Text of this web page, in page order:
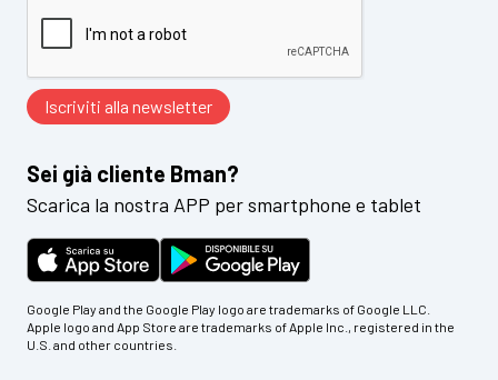
Sei già cliente Bman?
Scarica la nostra APP per smartphone e tablet
Google Play and the Google Play logo are trademarks of Google LLC.
Apple logo and App Store are trademarks of Apple Inc., registered in the
U.S. and other countries.